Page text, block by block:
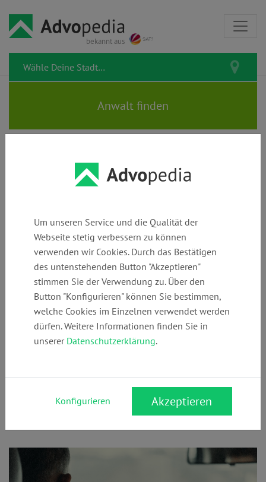
bekannt aus
Familie, Ehe & Scheidung
Muss ich meiner Frau nach der
Trennung mein Auto geben?
Familienrecht
Die Trennung ist da – und plötzlich kommt die
Frage auf:Wer darf das Auto behalten?Muss es
geteilt werden? Oder darf derjenige, der es
Hier erfährst Du, was rechtlich gilt und worauf
Du achten solltest!
Um unseren Service und die Qualität der
Webseite stetig verbessern zu können
verwenden wir Cookies. Durch das Bestätigen
des untenstehenden Button "Akzeptieren"
stimmen Sie der Verwendung zu. Über den
Button "Konfigurieren" können Sie bestimmen,
welche Cookies im Einzelnen verwendet werden
dürfen. Weitere Informationen finden Sie in
unserer Datenschutzerklärung.
Konfigurieren Akzeptieren